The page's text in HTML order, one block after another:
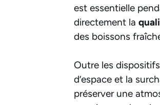
est essentielle
directement la
des boissons
Outre les
d’espace et la
préserver une